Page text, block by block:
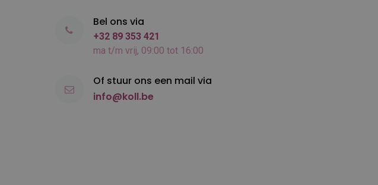
Bel ons via
+32 89 353 421
ma t/m vrij, 09:00 tot 16:00
Of stuur ons een mail via
info@koll.be